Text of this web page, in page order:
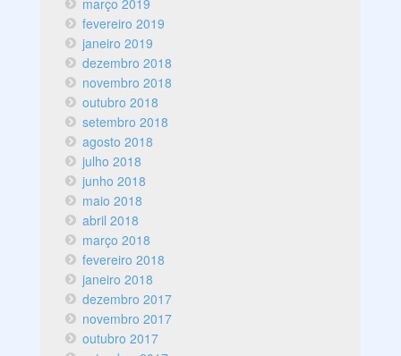
março 2019
fevereiro 2019
janeiro 2019
dezembro 2018
novembro 2018
outubro 2018
setembro 2018
agosto 2018
julho 2018
junho 2018
maio 2018
abril 2018
março 2018
fevereiro 2018
janeiro 2018
dezembro 2017
novembro 2017
outubro 2017